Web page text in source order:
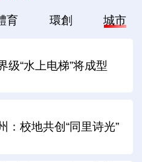
育 環創 城市
级“水上电梯”将成型
：校地共创“同里诗光”